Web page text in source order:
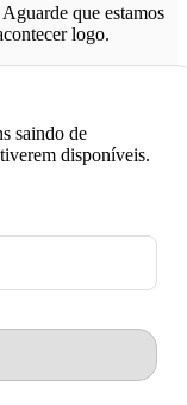
que estamos
logo.
saindo de
disponíveis.